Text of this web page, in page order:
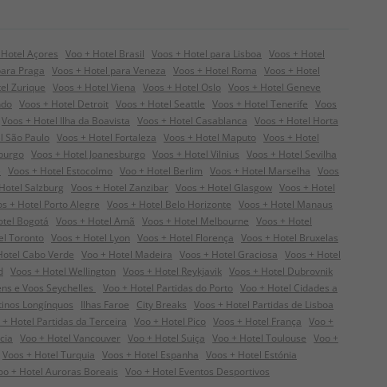
Açores Voo + Hotel Brasil Voos + Hotel para Lisboa Voos + Hotel
Praga Voos + Hotel para Veneza Voos + Hotel Roma Voos + Hotel
Zurique Voos + Hotel Viena Voos + Hotel Oslo Voos + Hotel Geneve
Voos + Hotel Detroit Voos + Hotel Seattle Voos + Hotel Tenerife Voos
Voos + Hotel Ilha da Boavista Voos + Hotel Casablanca Voos + Hotel Horta
São Paulo Voos + Hotel Fortaleza Voos + Hotel Maputo Voos + Hotel
Voos + Hotel Joanesburgo Voos + Hotel Vilnius Voos + Hotel Sevilha
Voos + Hotel Estocolmo Voo + Hotel Berlim Voos + Hotel Marselha Voos
Salzburg Voos + Hotel Zanzibar Voos + Hotel Glasgow Voos + Hotel
+ Hotel Porto Alegre Voos + Hotel Belo Horizonte Voos + Hotel Manaus
Bogotá Voos + Hotel Amã Voos + Hotel Melbourne Voos + Hotel
Toronto Voos + Hotel Lyon Voos + Hotel Florença Voos + Hotel Bruxelas
Cabo Verde Voo + Hotel Madeira Voos + Hotel Graciosa Voos + Hotel
Voos + Hotel Wellington Voos + Hotel Reykjavik Voos + Hotel Dubrovnik
e Voos Seychelles Voo + Hotel Partidas do Porto Voo + Hotel Cidades a
Longínquos Ilhas Faroe City Breaks Voos + Hotel Partidas de Lisboa
+ Hotel Partidas da Terceira Voo + Hotel Pico Voos + Hotel França Voo +
Voo + Hotel Vancouver Voo + Hotel Suiça Voo + Hotel Toulouse Voo +
Voos + Hotel Turquia Voos + Hotel Espanha Voos + Hotel Estónia
+ Hotel Auroras Boreais Voo + Hotel Eventos Desportivos